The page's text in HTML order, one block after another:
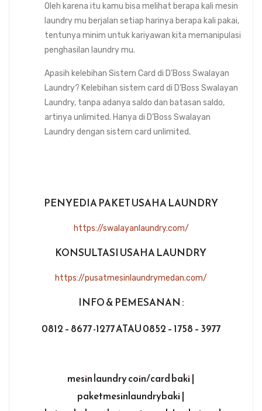
Oleh karena itu kamu bisa melihat berapa kali mesin
laundry mu berjalan setiap harinya berapa kali pakai,
tentunya minim untuk kariyawan kita memanipulasi
penghasilan laundry mu.
Apasih kelebihan Sistem Card di D’Boss Swalayan
Laundry? Kelebihan sistem card di D’Boss Swalayan
Laundry, tanpa adanya saldo dan batasan saldo,
artinya unlimited. Hanya di D’Boss Swalayan
Laundry dengan sistem card unlimited.
PENYEDIA PAKET USAHA LAUNDRY
https://swalayanlaundry.com/
KONSULTASI USAHA LAUNDRY
https://pusatmesinlaundrymedan.com/
INFO & PEMESANAN :
0812 – 8677 -1277 ATAU 0852 – 1758 – 3977
mesin laundry coin/card baki |
paketmesinlaundrybaki |